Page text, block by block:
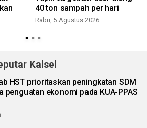
40 ton sampah per hari
Rabu, 5 Agustus 2026
Kalsel
HST prioritaskan peningkatan SDM
penguatan ekonomi pada KUA-PPAS